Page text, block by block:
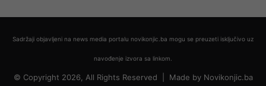
Sadržaji objavljeni na news media portalu novikonjic.ba mogu se preuzeti isključivo uz
navođenje izvora sa linkom.
© Copyright 2026, All Rights Reserved | Made by Novikonjic.ba